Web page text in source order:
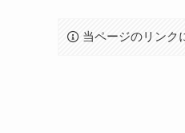
当ページのリンク